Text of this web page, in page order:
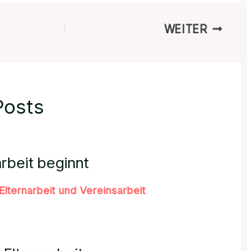
WEITER
beginnt
Elternarbeit und Vereinsarbeit